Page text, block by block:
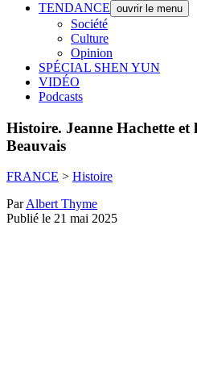
TENDANCE ouvrir le menu
Société
Culture
Opinion
SPÉCIAL SHEN YUN
VIDÉO
Podcasts
Histoire. Jeanne Hachette et
Beauvais
FRANCE > Histoire
ParAlbert Thyme
Publié le 21 mai 2025